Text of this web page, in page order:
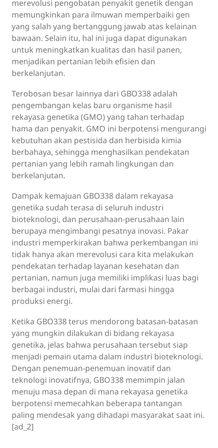
merevolusi pengobatan penyakit genetik dengan
memungkinkan para ilmuwan memperbaiki gen
yang salah yang bertanggung jawab atas kelainan
bawaan. Selain itu, hal ini juga dapat digunakan
untuk meningkatkan kualitas dan hasil panen,
menjadikan pertanian lebih efisien dan
berkelanjutan.
Terobosan besar lainnya dari GBO338 adalah
pengembangan kelas baru organisme hasil
rekayasa genetika (GMO) yang tahan terhadap
hama dan penyakit. GMO ini berpotensi mengurangi
kebutuhan akan pestisida dan herbisida kimia
berbahaya, sehingga menghasilkan pendekatan
pertanian yang lebih ramah lingkungan dan
berkelanjutan.
Dampak kemajuan GBO338 dalam rekayasa
genetika sudah terasa di seluruh industri
bioteknologi, dan perusahaan-perusahaan lain
berupaya mengimbangi pesatnya inovasi. Pakar
industri memperkirakan bahwa perkembangan ini
tidak hanya akan merevolusi cara kita melakukan
pendekatan terhadap layanan kesehatan dan
pertanian, namun juga memiliki implikasi luas bagi
berbagai industri, mulai dari farmasi hingga
produksi energi.
Ketika GBO338 terus mendorong batasan-batasan
yang mungkin dilakukan di bidang rekayasa
genetika, jelas bahwa perusahaan tersebut siap
menjadi pemain utama dalam industri bioteknologi.
Dengan penemuan-penemuan inovatif dan
teknologi inovatifnya, GBO338 memimpin jalan
menuju masa depan di mana rekayasa genetika
berpotensi memecahkan beberapa tantangan
paling mendesak yang dihadapi masyarakat saat ini.
[ad_2]